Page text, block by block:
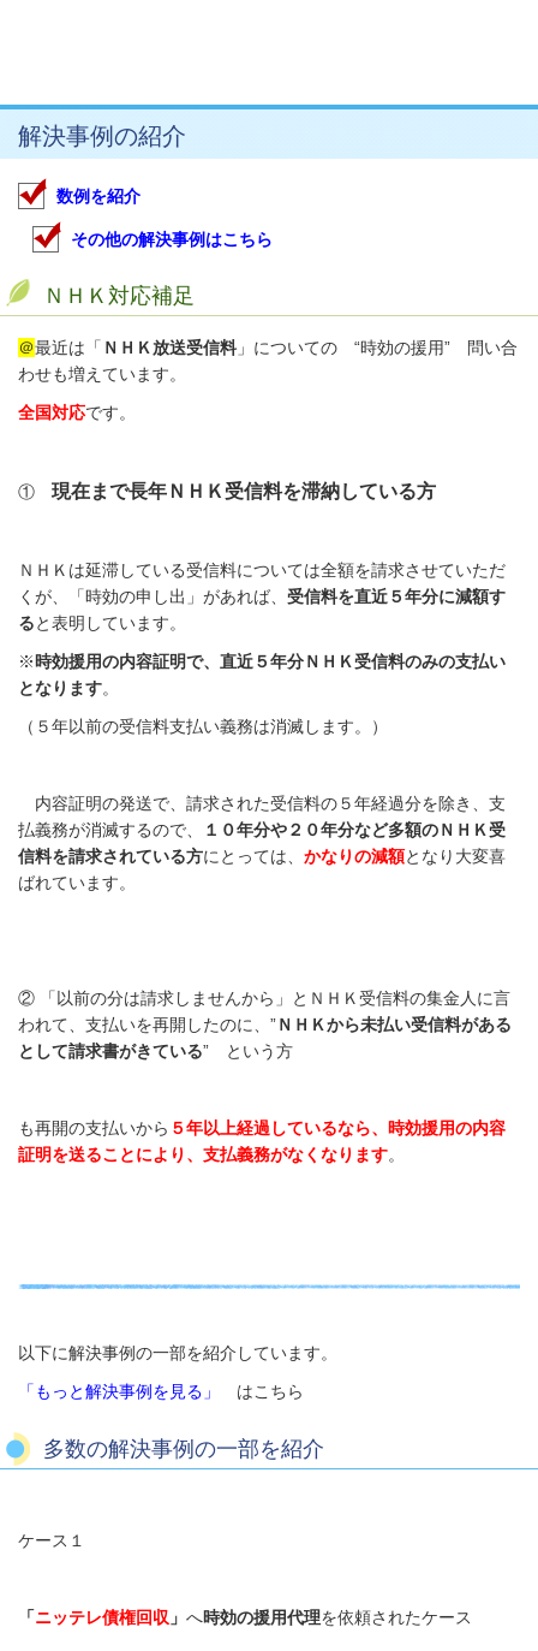
解決事例の紹介
数例を紹介
その他の解決事例はこちら
ＮＨＫ対応補足
＠最近は「 ＮＨＫ放送受信料 」についての “時効の援用” 問い合
わせも増えています。
全国対応です。
① 現在まで長年ＮＨＫ受信料を滞納している方
ＮＨＫは延滞している受信料については全額を請求させていただ
くが、「時効の申し出」があれば、 受信料を直近５年分に減額す
ると表明しています。
※時効援用の内容証明で、直近５年分ＮＨＫ受信料のみの支払い
となります。
（５年以前の受信料支払い義務は消滅します。）
内容証明の発送で、請求された受信料の５年経過分を除き、支
払義務が消滅するので、
１０年分や２０年分など多額のＮＨＫ受
信料を請求されている方にとっては、 かなりの減額となり大変喜
ばれています。
②
「以前の分は請求しませんから」とＮＨＫ受信料の集金人に言
われて、支払いを再開したのに、”ＮＨＫから未払い受信料がある
として請求書がきている” という方
も再開の支払いから ５年以上経過しているなら、時効援用の内容
証明を送ることにより、支払義務がなくなります。
以下に解決事例の一部を紹介しています。
「もっと解決事例を見る」
はこちら
多数の解決事例の一部を紹介
ケース１
「ニッテレ債権回収 」 へ時効の援用代理を依頼されたケース